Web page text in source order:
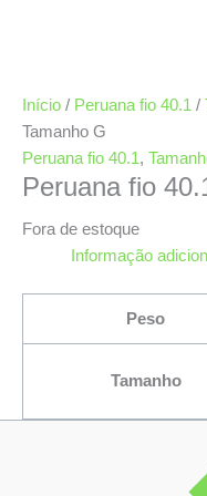
Início / Peruana fio 40.1 /
Tamanho G
Peruana fio 40.1 ,
Peruana fio
Fora de estoque
Informação
Peso
Tamanho